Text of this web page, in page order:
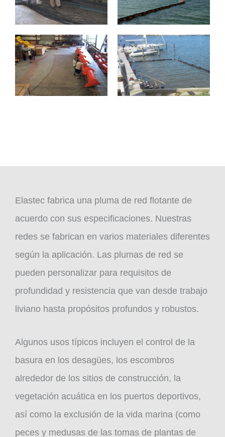
Elastec fabrica una pluma de red flotante de
acuerdo con sus especificaciones. Nuestras
redes se fabrican en varios materiales diferentes
según la aplicación. Las plumas de red se
pueden personalizar para requisitos de
profundidad y resistencia que van desde trabajo
liviano hasta propósitos profundos y robustos.
Algunos usos típicos incluyen el control de la
basura en los desagües, los escombros
alrededor de los sitios de construcción, la
vegetación acuática en los puertos deportivos,
así como la exclusión de la vida marina (como
peces y medusas de las tomas de plantas de